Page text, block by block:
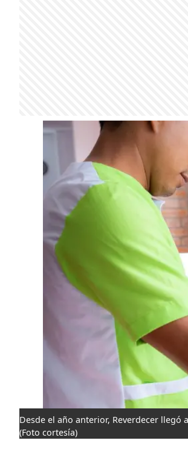
Desde el año anterior, Reverdecer
(Foto cortesía)